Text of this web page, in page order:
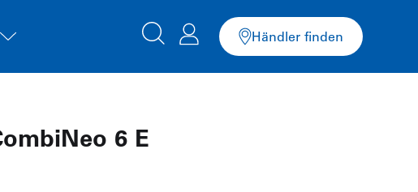
Händler finden
6 E